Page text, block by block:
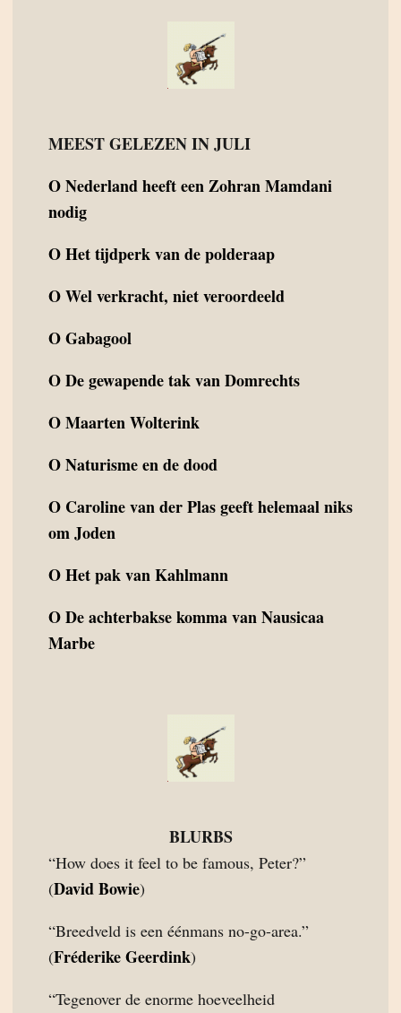
MEEST GELEZEN IN JULI
ONederland heeft een Zohran Mamdani
nodig
OHet tijdperk van de polderaap
OWel verkracht, niet veroordeeld
OGabagool
ODe gewapende tak van Domrechts
OMaarten Wolterink
ONaturisme en de dood
O Caroline van der Plas geeft helemaal niks
om Joden
OHet pak van Kahlmann
ODe achterbakse komma van Nausicaa
Marbe
BLURBS
“How does it feel to be famous, Peter?”
(David Bowie)
“Breedveld is een éénmans no-go-area.”
(Fréderike Geerdink)
“Tegenover de enorme hoeveelheid